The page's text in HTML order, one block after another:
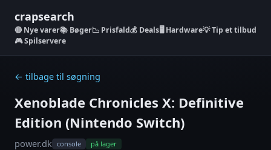
crapsearch
Nye varer📚 Bøger📉 Prisfald💰 Deals🖥️ Hardware💡 Tip et tilbud
🎮 Spilservere
← tilbage til søgning
Xenoblade Chronicles X: Definitive
Edition (Nintendo Switch)
power.dk console på lager